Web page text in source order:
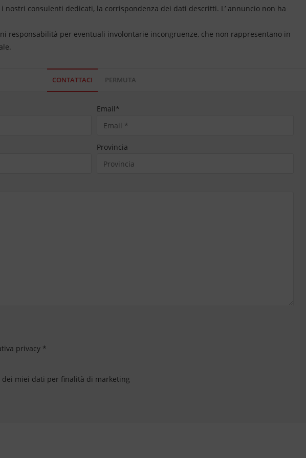
nostri consulenti dedicati, la corrispondenza dei dati descritti. L’ annuncio non ha
responsabilità per eventuali involontarie incongruenze, che non rappresentano in
CONTATTACI PERMUTA
Email*
Provincia
privacy *
miei dati per finalità di marketing